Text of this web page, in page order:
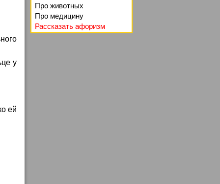
у
ей
Про животных
Про медицину
Рассказать афоризм